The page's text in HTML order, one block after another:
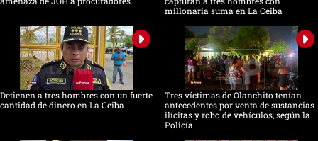
millonaria suma en La Ceiba
Detienen a tres hombres con un fuerte
cantidad de dinero en La Ceiba
Tres víctimas de Olanchito tenían
antecedentes por venta de sustancias
ilícitas y robo de vehículos, según la
Policía